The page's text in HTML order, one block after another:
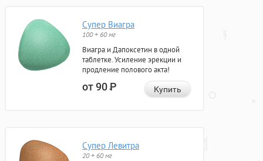
Супер Виагра
100 + 60 мг
Виагра и Дапоксетин в одной
таблетке. Усиление эрекции и
продление полового акта!
от 90Р Купить
Супер Левитра
20 + 60 мг